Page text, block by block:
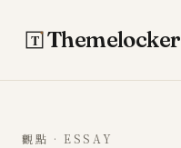
Themelocker
觀點 · ESSAY